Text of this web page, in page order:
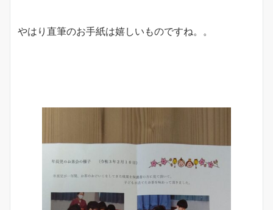
やはり直筆のお手紙は嬉しいものですね。。